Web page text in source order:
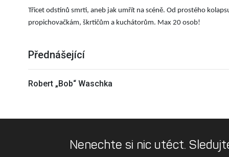
Třicet odstínů smrti, aneb jak umřít na scéně. Od prostého
propichovačkám, škrtičům a kuchátorům. Max 20 osob!
Přednášející
Robert „Bob“ Waschka
Nenechte si nic utéct.